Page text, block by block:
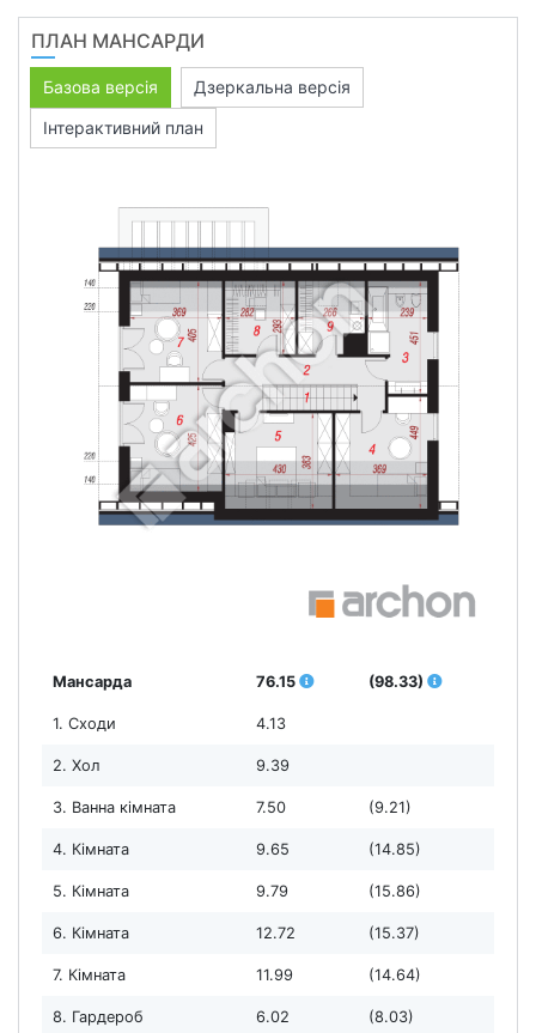
ПЛАН МАНСАРДИ
Базова версія
Дзеркальна версія
Інтерактивний план
Мансарда 76.15 (98.33)
1. Сходи 4.13
2. Хол 9.39
3. Ванна кімната 7.50 (9.21)
4. Кімната 9.65 (14.85)
5. Кімната 9.79 (15.86)
6. Кімната 12.72 (15.37)
7. Кімната 11.99 (14.64)
8. Гардероб 6.02 (8.03)